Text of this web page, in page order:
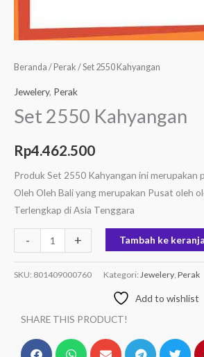
Beranda / Perak / Set 2550 Kahyangan
Jewelery, Perak
Set 2550 Kahyangan
Rp4.462.500
Produk Set 2550 Kahyangan ini merupakan
Oleh Oleh Bali yang merupakan Pusat oleh
Terlengkap di Asia Tenggara
- + Tambah ke
SKU: 801409000760 Kategori: Jewelery Perak
Add to wishlist
SHARE THIS PRODUCT!